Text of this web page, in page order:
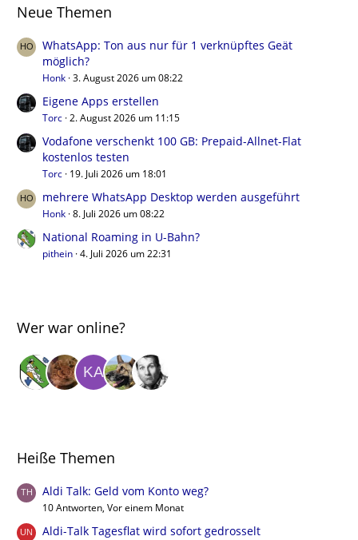
Neue Themen
WhatsApp: Ton aus nur für 1 verknüpftes Geät
möglich?
Honk 3. August 2026 um 08:22
Eigene Apps erstellen
Torc 2. August 2026 um 11:15
Vodafone verschenkt 100 GB: Prepaid-Allnet-Flat
kostenlos testen
Torc 19. Juli 2026 um 18:01
mehrere WhatsApp Desktop werden ausgeführt
Honk 8. Juli 2026 um 08:22
National Roaming in U-Bahn?
pithein 4. Juli 2026 um 22:31
Wer war online?
Heiße Themen
Aldi Talk: Geld vom Konto weg?
10 Antworten, Vor einem Monat
Aldi-Talk Tagesflat wird sofort gedrosselt